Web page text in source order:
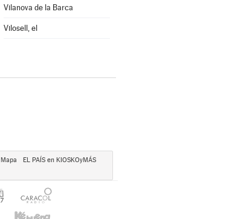
Vilanova de la Barca
Vilosell, el
Mapa
EL PAÍS en KIOSKOyMÁS